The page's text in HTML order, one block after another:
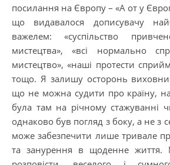
посилання на Європу – «А от у
що видавалося дописувачу
важелем: «суспільство
мистецтва», «всі нормально
мистецтво», «наші протести
тощо. Я залишу осторонь
що не можна судити про країну,
була там на річному стажуванні
однаково був погляд з боку, а не з
може забезпечити лише тривале
та занурення в щоденне життя.